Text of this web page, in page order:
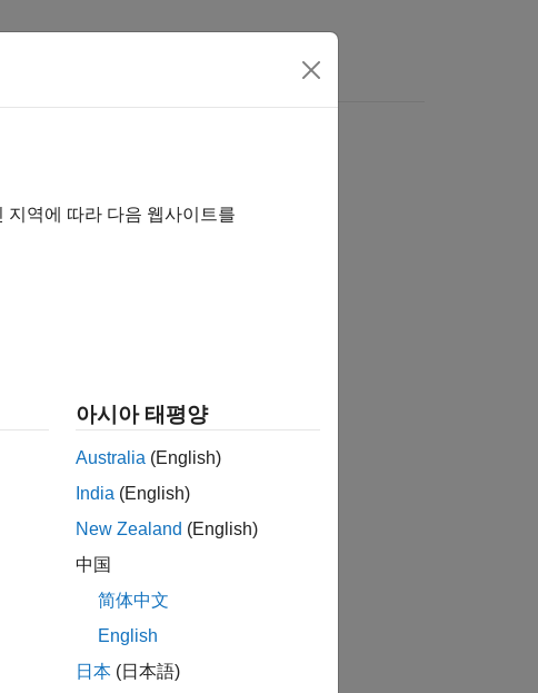
지역에 따라 다음 웹사이트를
아시아 태평양
Australia (English)
India (English)
New Zealand (English)
中国
简体中文
English
日本 (日本語)